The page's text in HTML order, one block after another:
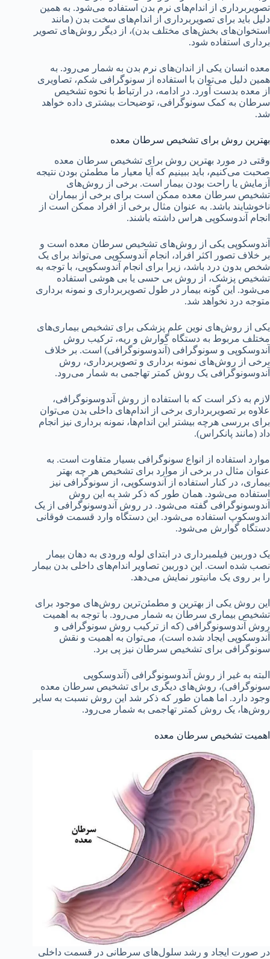
تصویربرداری از اندام‌های نرم بدن استفاده می‌شود. به همین
دلیل باید برای تصویربرداری از اندام‌های سخت بدن (مانند
استخوان‌های بخش‌های مختلف بدن)، از دیگر روش‌های تصویر
برداری استفاده شود.
معده انسان یکی از اندان‌های نرم بدن به شمار می‌رود. به
همین دلیل می‌توان با استفاده از سونوگرافی شکم، تصاویری
از معده بدست آورد. در ادامه، در ارتباط با نحوه تشخیص
سرطان به کمک سونوگرافی، توضیحات بیشتری داده خواهد
شد.
بهترین روش برای تشخیص سرطان معده
وقتی در مورد بهترین روش برای تشخیص سرطان معده
صحبت می‌کنیم، باید ببینیم که آیا معیار ما مطمئن بودن نتیجه
آزمایش یا راحت بودن بیمار است. برخی از روش‌های
تشخیص سرطان معده ممکن است برای برخی از بیماران
ناخوشایند باشد. به عنوان مثال برخی از افراد ممکن است از
انجام آندوسکوپی هراس داشته باشند.
آندوسکوپی یکی از روش‌های تشخیص سرطان معده است و
بر خلاف تصور اکثر افراد، انجام آندوسکوپی می‌تواند برای یک
شخص بدون درد باشد، زیرا برای انجام آندوسکوپی، با توجه به
تشخیص پزشک، از روش بی حسی یا بی هوشی استفاده
می‌شود. این گونه بیمار در طول تصویربرداری و نمونه برداری
متوجه درد نخواهد شد.
یکی از روش‌های نوین علم پزشکی برای تشخیص بیماری‌های
مختلف مربوط به دستگاه گوارش و ریه، ترکیب روش
آندوسکوپی و سونوگرافی (آندوسونوگرافی) است. بر خلاف
برخی از روش‌های نمونه برداری و تصویربرداری، روش
آندوسونوگرافی یک روش کمتر تهاجمی به شمار می‌رود.
لازم به ذکر است که با استفاده از روش آندوسونوگرافی،
علاوه بر تصویربرداری برخی از اندام‌های داخلی بدن می‌توان
برای بررسی هرچه بیشتر این اندام‌ها، نمونه برداری نیز انجام
داد (مانند پانکراس).
موارد استفاده از انواع سونوگرافی بسیار متفاوت است. به
عنوان مثال در برخی از موارد برای تشخیص هر چه بهتر
بیماری، در کنار استفاده از آندوسکوپی، از سونوگرافی نیز
استفاده می‌شود. همان طور که ذکر شد به این روش
آندوسونوگرافی گفته می‌شود. در روش آندوسونوگرافی از یک
اندوسکوپ استفاده می‌شود. این دستگاه وارد قسمت فوقانی
دستگاه گوارش می‌شود.
یک دوربین فیلمبرداری در ابتدای لوله ورودی به دهان بیمار
نصب شده است. این دوربین تصاویر اندام‌های داخلی بدن بیمار
را بر روی یک مانیتور نمایش می‌دهد.
این روش یکی از بهترین و مطمئن‌ترین روش‌های موجود برای
تشخیص بیماری سرطان به شمار می‌رود. با توجه به اهمیت
روش آندوسونوگرافی (که از ترکیب روش سونوگرافی و
آندوسکوپی ایجاد شده است)، می‌توان به اهمیت و نقش
سونوگرافی برای تشخیص سرطان نیز پی برد.
البته به غیر از روش آندوسونوگرافی (آندوسکوپی
سونوگرافی)، روش‌های دیگری برای تشخیص سرطان معده
وجود دارد. اما همان طور که ذکر شد این روش نسبت به سایر
روش‌ها، یک روش کمتر تهاجمی به شمار می‌رود.
اهمیت تشخیص سرطان معده
در صورت ایجاد و رشد سلول‌های سرطانی در قسمت داخلی